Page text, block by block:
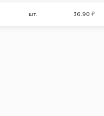
шт. 36.90 ₽